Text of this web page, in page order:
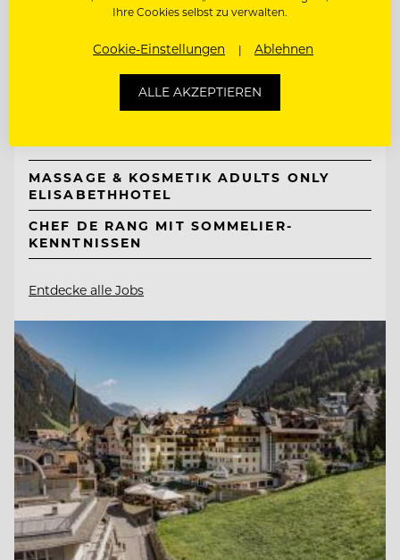
Neuhaus Zillertal Resort &
ElisabethHotel
MASSAGE & KOSMETIK ADULTS ONLY
ELISABETHHOTEL
CHEF DE RANG MIT SOMMELIER-
KENNTNISSEN
Entdecke alle Jobs
Ihre Cookies selbst zu verwalten.
Cookie-Einstellungen Ablehnen
ALLE AKZEPTIEREN